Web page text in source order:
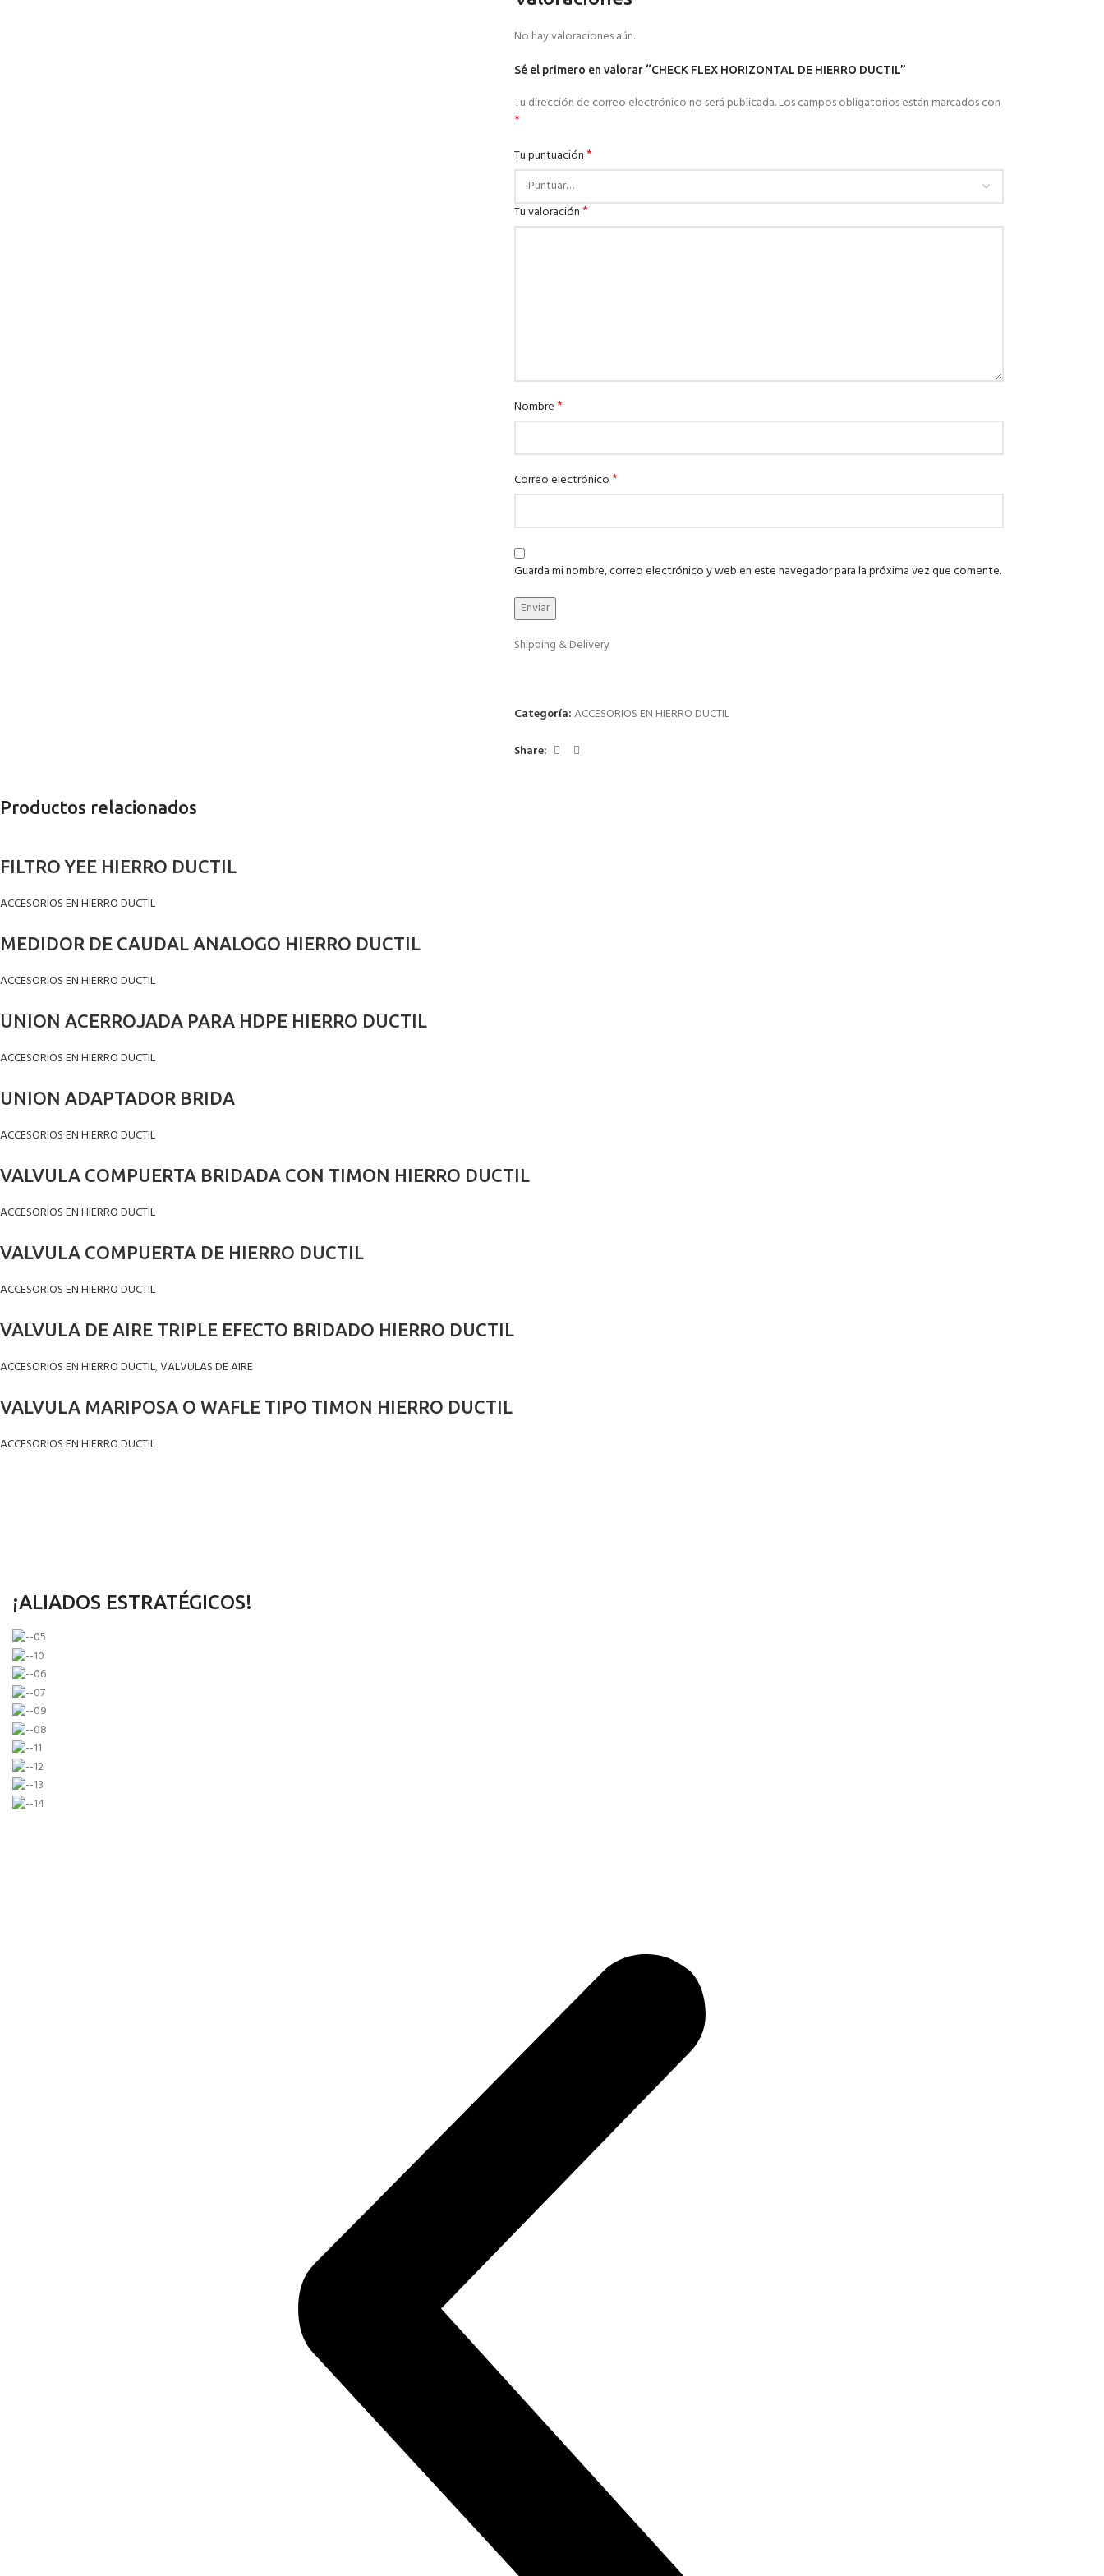
No hay valoraciones aún.
Sé el primero en valorar “CHECK FLEX HORIZONTAL DE HIERRO DUCTIL”
Tu dirección de correo electrónico no será publicada.Los campos obligatorios están marcados con
*
Tu puntuación*
Tu valoración*
Nombre*
Correo electrónico*
Guarda mi nombre, correo electrónico y web en este navegador para la próxima vez que comente.
Shipping & Delivery
Categoría:ACCESORIOS EN HIERRO DUCTIL
Share:
Productos relacionados
FILTRO YEE HIERRO DUCTIL
ACCESORIOS EN HIERRO DUCTIL
MEDIDOR DE CAUDAL ANALOGO HIERRO DUCTIL
ACCESORIOS EN HIERRO DUCTIL
UNION ACERROJADA PARA HDPE HIERRO DUCTIL
ACCESORIOS EN HIERRO DUCTIL
UNION ADAPTADOR BRIDA
ACCESORIOS EN HIERRO DUCTIL
VALVULA COMPUERTA BRIDADA CON TIMON HIERRO DUCTIL
ACCESORIOS EN HIERRO DUCTIL
VALVULA COMPUERTA DE HIERRO DUCTIL
ACCESORIOS EN HIERRO DUCTIL
VALVULA DE AIRE TRIPLE EFECTO BRIDADO HIERRO DUCTIL
ACCESORIOS EN HIERRO DUCTIL,VALVULAS DE AIRE
VALVULA MARIPOSA O WAFLE TIPO TIMON HIERRO DUCTIL
ACCESORIOS EN HIERRO DUCTIL
¡ALIADOS ESTRATÉGICOS!